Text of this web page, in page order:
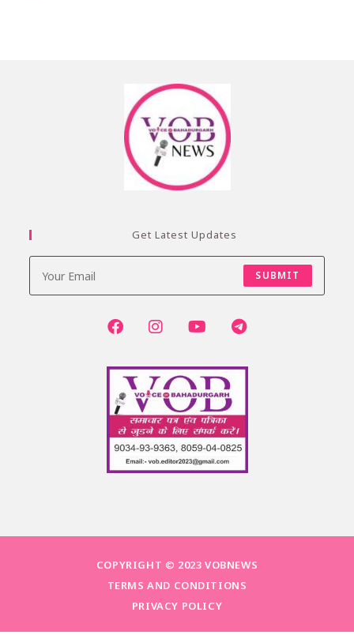
Get Latest Updates
SUBMIT
COPYRIGHT © 2023 VOBNEWS
TERMS AND CONDITIONS
PRIVACY POLICY